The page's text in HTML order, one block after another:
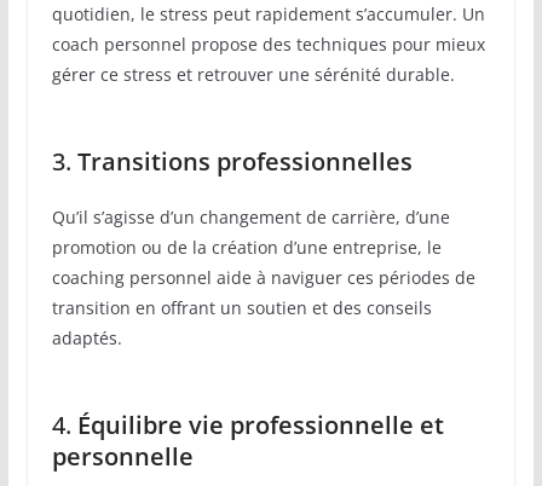
quotidien, le stress peut rapidement s’accumuler. Un
coach personnel propose des techniques pour mieux
gérer ce stress et retrouver une sérénité durable.
3. Transitions professionnelles
Qu’il s’agisse d’un changement de carrière, d’une
promotion ou de la création d’une entreprise, le
coaching personnel aide à naviguer ces périodes de
transition en offrant un soutien et des conseils
adaptés.
4. Équilibre vie professionnelle et
personnelle